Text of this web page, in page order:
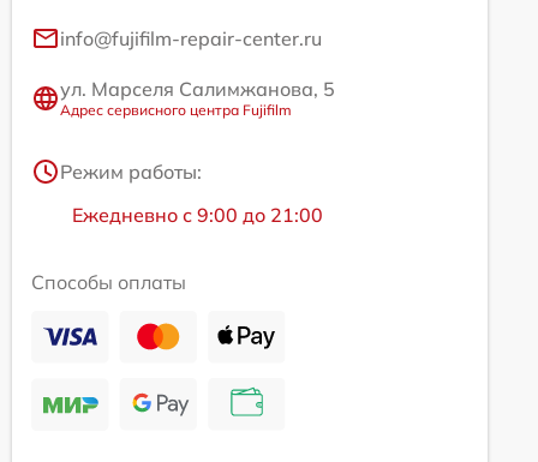
info@fujifilm-repair-center.ru
ул. Марселя Салимжанова, 5
Адрес сервисного центра Fujifilm
Режим работы:
Ежедневно с 9:00 до 21:00
Способы оплаты